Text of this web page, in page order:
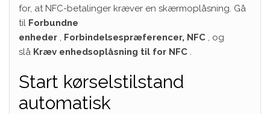
for, at NFC-betalinger kræver en skærmoplåsning. Gå
til Forbundne
enheder , Forbindelsespræferencer, NFC , og
slå Kræv enhedsoplåsning til for NFC .
Start kørselstilstand
automatisk